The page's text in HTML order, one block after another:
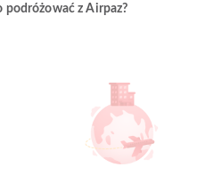
podróżować z Airpaz?